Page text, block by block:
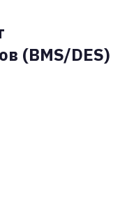
(BMS/DES)